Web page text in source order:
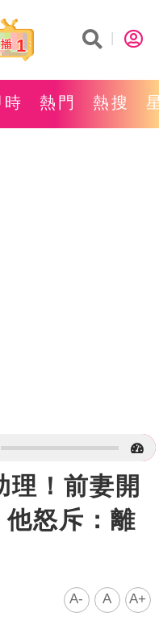
1
時 熱門 熱搜
理！前妻開
怒斥：離
A- A A+